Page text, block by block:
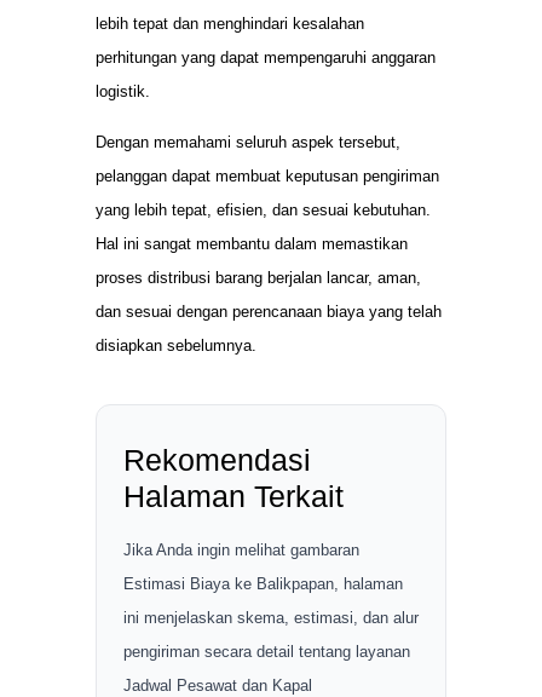
lebih tepat dan menghindari kesalahan
perhitungan yang dapat mempengaruhi anggaran
logistik.
Dengan memahami seluruh aspek tersebut,
pelanggan dapat membuat keputusan pengiriman
yang lebih tepat, efisien, dan sesuai kebutuhan.
Hal ini sangat membantu dalam memastikan
proses distribusi barang berjalan lancar, aman,
dan sesuai dengan perencanaan biaya yang telah
disiapkan sebelumnya.
Rekomendasi
Halaman Terkait
Jika Anda ingin melihat gambaran
Estimasi Biaya ke Balikpapan, halaman
ini menjelaskan skema, estimasi, dan alur
pengiriman secara detail tentang layanan
Jadwal Pesawat dan Kapal